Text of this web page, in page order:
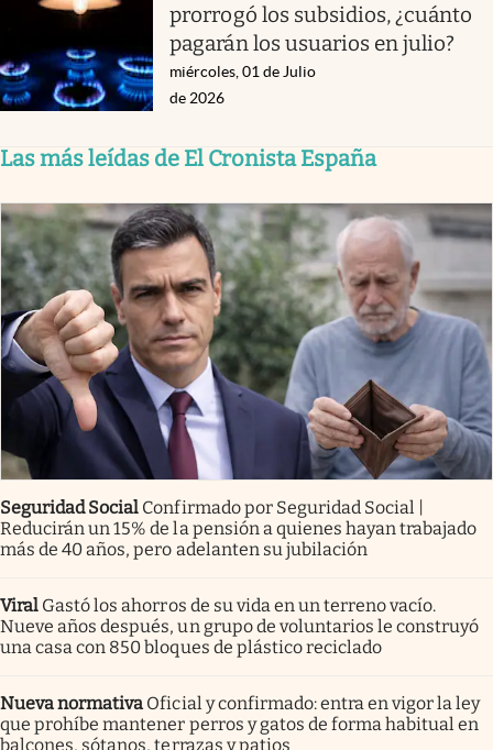
prorrogó los subsidios, ¿cuánto
pagarán los usuarios en julio?
miércoles, 01 de Julio
de 2026
Las más leídas de El Cronista España
Seguridad Social Confirmado por Seguridad Social |
Reducirán un 15% de la pensión a quienes hayan trabajado
más de 40 años, pero adelanten su jubilación
Viral Gastó los ahorros de su vida en un terreno vacío.
Nueve años después, un grupo de voluntarios le construyó
una casa con 850 bloques de plástico reciclado
Nueva normativa Oficial y confirmado: entra en vigor la ley
que prohíbe mantener perros y gatos de forma habitual en
balcones, sótanos, terrazas y patios